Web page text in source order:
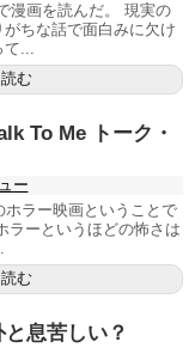
漫画を読んだ。 現実の
ちな話で面白みに欠け
て...
む
To Me トーク・
ー
ラー映画ということで
ラーというほどの怖さは
む
息苦しい？